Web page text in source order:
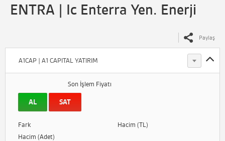
ENTRA | Ic Enterra Yen. Enerji
Paylaş
A1CAP | A1 CAPITAL YATIRIM
Son İşlem Fiyatı
AL SAT
Fark
Hacim (TL)
Hacim (Adet)